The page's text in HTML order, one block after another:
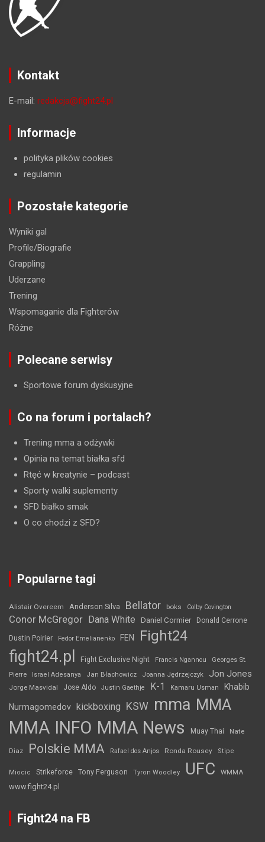
Kontakt
E-mail: redakcja@fight24.pl
Informacje
polityka plików cookies
regulamin
Pozostałe kategorie
Wyniki gal
Profile/Biografie
Grappling
Uderzane
Trening
Wspomaganie dla Fighterów
Różne
Polecane serwisy
Sportowe forum dyskusyjne
Co na forum i portalach?
Trening mma a odżywki
Opinia na temat białka sfd
Rtęć w kreatynie – podcast
Sporty walki suplementy
SFD białko smak
O co chodzi z SFD?
Popularne tagi
Alistair Overeem Anderson Silva Bellator boks Colby Covington
Conor McGregor Dana White Daniel Cormier Donald Cerrone
Dustin Poirier Fedor Emelianenko FEN Fight24
fight24.pl Fight Exclusive Night Francis Ngannou
Georges St.
Pierre
Israel Adesanya Jan Błachowicz Joanna Jędrzejczyk Jon Jones
Jorge Masvidal Jose Aldo Justin Gaethje K-1 Kamaru Usman Khabib
Nurmagomedov kickboxing KSW mma MMA
MMA INFO MMA News Muay Thai Nate
Diaz Polskie MMA Rafael dos Anjos Ronda Rousey Stipe
Miocic Strikeforce Tony Ferguson Tyron Woodley UFC WMMA
www.fight24.pl
Fight24 na FB